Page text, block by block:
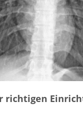
richtigen